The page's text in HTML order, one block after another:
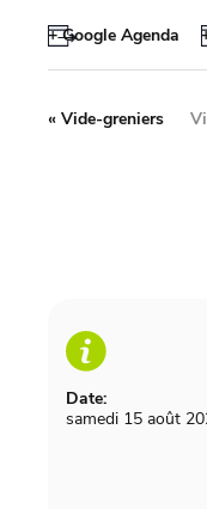
+ Google Agenda
Date:
samedi 15 août
« Vide-greniers